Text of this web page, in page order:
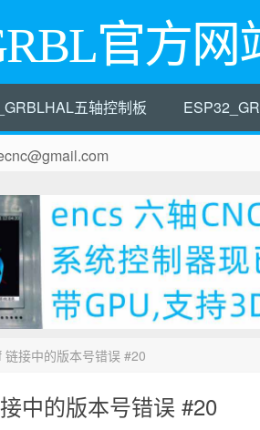
官方网
五轴控制板
链接中的版本号错误 #20
中的版本号错误 #20